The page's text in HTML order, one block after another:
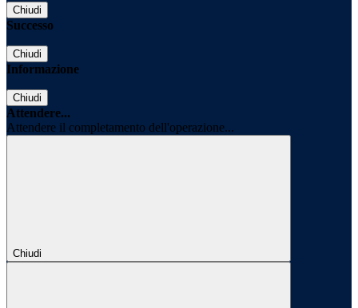
Chiudi
Successo
Chiudi
Informazione
Chiudi
Attendere...
Attendere il completamento dell'operazione...
Chiudi